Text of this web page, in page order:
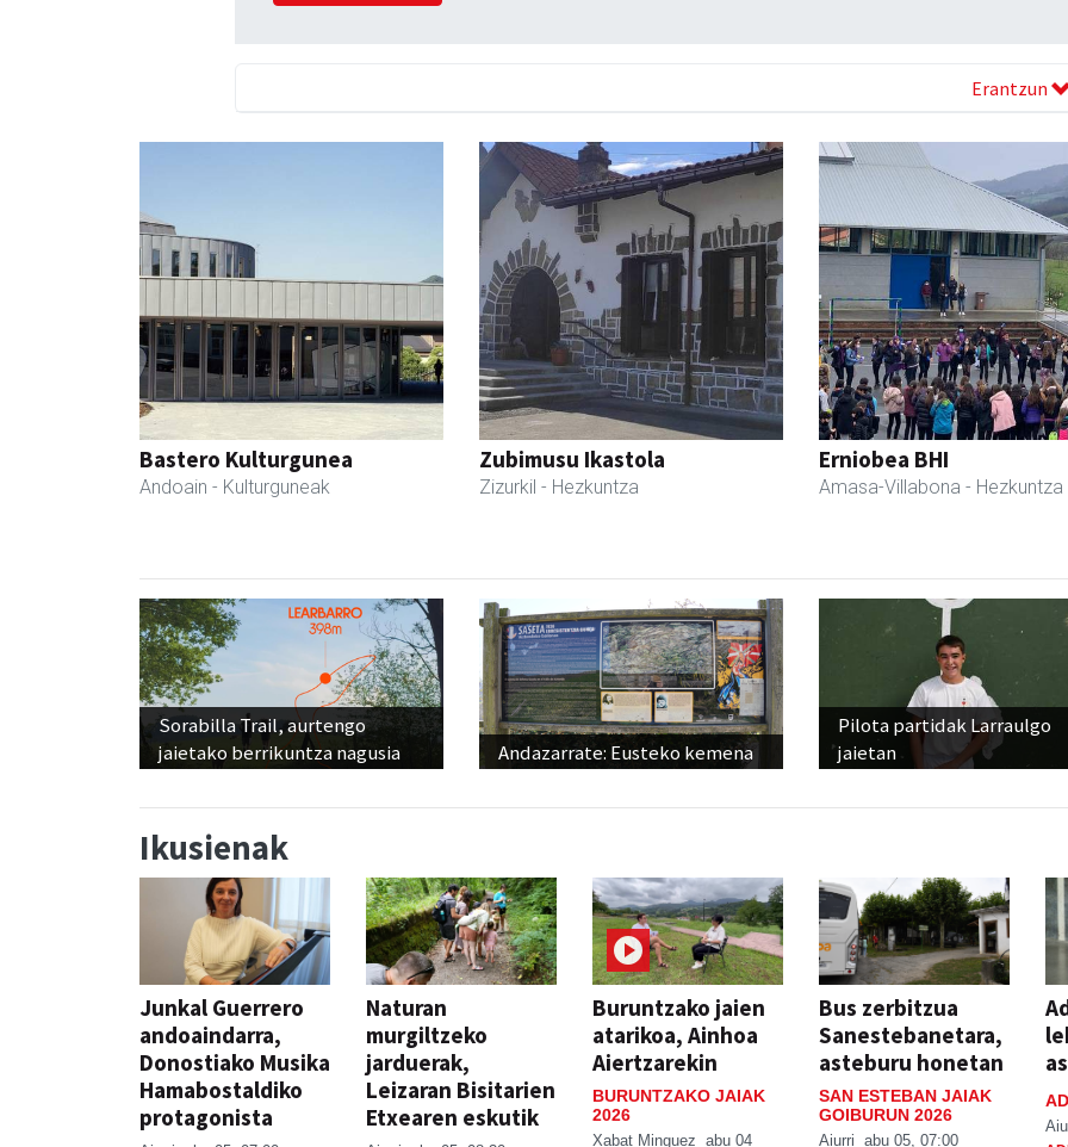
Erantzun
Bastero Kulturgunea
Andoain - Kulturguneak
Zubimusu Ikastola
Zizurkil - Hezkuntza
Erniobea BHI
Amasa-Villabona - Hezkuntza
Sorabilla Trail, aurtengo
jaietako berrikuntza nagusia
Andazarrate: Eusteko kemena
Pilota partidak Larraulgo
jaietan
Ikusienak
Junkal Guerrero
andoaindarra,
Donostiako Musika
Hamabostaldiko
protagonista
Naturan
murgiltzeko
jarduerak,
Leizaran Bisitarien
Etxearen eskutik
Buruntzako jaien
atarikoa, Ainhoa
Aiertzarekin
BURUNTZAKO JAIAK
2026
Xabat Minguez abu 04
Bus zerbitzua
Sanestebanetara,
asteburu honetan
SAN ESTEBAN JAIAK
GOIBURUN 2026
Aiurri abu 05, 07:00